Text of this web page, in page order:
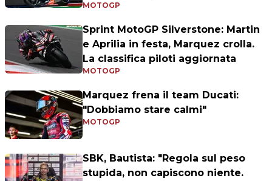
MOTOGP
Sprint MotoGP Silverstone: Martin
e Aprilia in festa, Marquez crolla.
La classifica piloti aggiornata
MOTOGP
Marquez frena il team Ducati:
"Dobbiamo stare calmi"
MOTOGP
SBK, Bautista: "Regola sul peso
stupida, non capiscono niente.